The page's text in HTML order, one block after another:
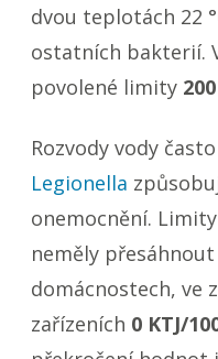
dvou teplotách 22
ostatních bakterií.
povolené limity
Rozvody vody
Legionella
onemocnění.
neměly přesáhnout
domácnostech, ve
zařízeních 0 KTJ/